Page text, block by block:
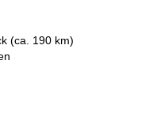
(ca. 190 km)